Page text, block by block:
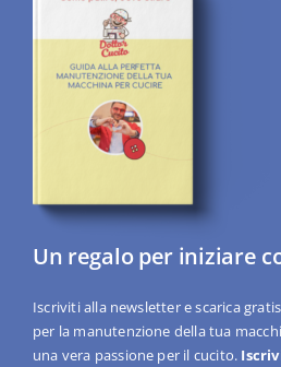
Un regalo per iniziare
Iscriviti alla newsletter e scarica
per la manutenzione della tua
una vera passione per il cucito.